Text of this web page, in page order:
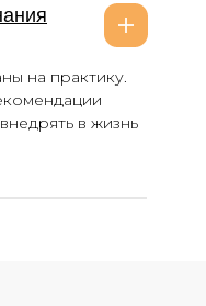
на практику.
в жизнь